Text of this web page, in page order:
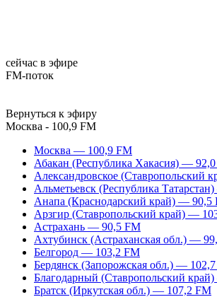
сейчас в эфире
FM-поток
Вернуться к эфиру
Москва - 100,9 FM
Москва — 100,9 FM
Абакан (Республика Хакасия) —
Александровское (Ставропольский
Альметьевск (Республика
Анапа (Краснодарский край) — 90,5
Арзгир (Ставропольский край) —
Астрахань — 90,5 FM
Ахтубинск (Астраханская обл.) —
Белгород — 103,2 FM
Бердянск (Запорожская обл.) —
Благодарный (Ставропольский
Братск (Иркутская обл.) — 107,2 FM